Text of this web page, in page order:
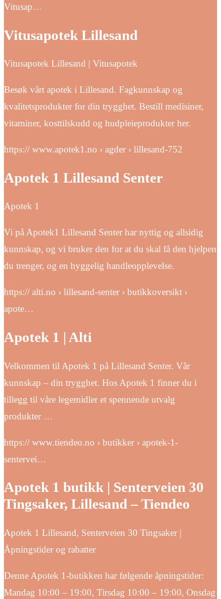
Vitusap…
Vitusapotek Lillesand
Vitusapotek Lillesand | Vitusapotek
Besøk vårt apotek i Lillesand. Fagkunnskap og
kvalitetsprodukter for din trygghet. Bestill medisiner,
vitaminer, kosttilskudd og hudpleieprodukter her.
https:// www.apotek1.no › agder › lillesand-752
Apotek 1 Lillesand Senter
Apotek 1
Vi på Apotek1 Lillesand Senter har nyttig og allsidig
kunnskap, og vi bruker den for at du skal få den hjelpen
du trenger, og en hyggelig handleopplevelse.
https:// alti.no › lillesand-senter › butikkoversikt ›
apote…
Apotek 1 | Alti
Velkommen til Apotek 1 på Lillesand Senter. Vår
kunnskap – din trygghet. Hos Apotek 1 finner du i
tillegg til våre legemidler et spennende utvalg
produkter …
https:// www.tiendeo.no › butikker › apotek-1-
sentervei…
Apotek 1 butikk | Senterveien 30
Tingsaker, Lillesand – Tiendeo
Apotek 1 Lillesand, Senterveien 30 Tingsaker |
Åpningstider og rabatter
Denne Apotek 1-butikken har følgende åpningstider:
Mandag 10:00 – 19:00, Tirsdag 10:00 – 19:00, Onsdag